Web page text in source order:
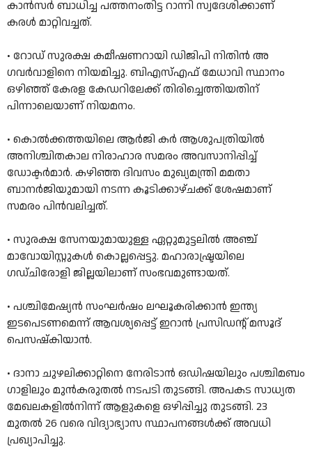
കാന്‍സര്‍ ബാധിച്ച പത്തനംതിട്ട റാന്നി സ്വദേശിക്കാണ്
കരള്‍ മാറ്റിവച്ചത്.
• റോഡ് സുരക്ഷ കമീഷണറായി ഡിജിപി നിതിൻ അ​
ഗവർവാളിനെ നിയമിച്ചു. ബിഎസ്എഫ് മേധാവി സ്ഥാനം
ഒഴിഞ്ഞ് കേരള കേ‍ഡറിലേക്ക് തിരിച്ചെത്തിയതിന്
പിന്നാലെയാണ് നിയമനം.
• കൊൽക്കത്തയിലെ ആർജി കർ ആശുപത്രിയിൽ
അനിശ്ചിതകാല നിരാഹാര സമരം അവസാനിപ്പിച്ച്
ഡോക്ടർമാർ. കഴിഞ്ഞ ദിവസം മുഖ്യമന്ത്രി മമതാ
ബാനർജിയുമായി നടന്ന കൂടിക്കാഴ്ചക്ക് ശേഷമാണ്
സമരം പിൻവലിച്ചത്.
• സുരക്ഷ സേനയുമായുള്ള ഏറ്റുമുട്ടലില്‍ അഞ്ച്
മാവോയിസ്റ്റുകള്‍ കൊല്ലപ്പെട്ടു. മഹാരാഷ്ട്രയിലെ
ഗഡ്ചിരോളി ജില്ലയിലാണ് സംഭവമുണ്ടായത്.
• പശ്ചിമേഷ്യൻ സംഘർഷം ലഘൂകരിക്കാൻ ഇന്ത്യ
ഇടപെടണമെന്ന് ആവശ്യപ്പെട്ട് ഇറാൻ പ്രസിഡന്റ് മസൂദ്
പെസഷ്‌കിയാൻ.
• ദാനാ ചുഴലിക്കാറ്റിനെ നേരിടാൻ ഒഡിഷയിലും പശ്ചിമബം​
ഗാളിലും മുൻകരുതൽ നടപടി തുടങ്ങി. അപകട സാധ്യത
മേഖലകളിൽനിന്ന് ആളുകളെ ഒഴിപ്പിച്ചു തുടങ്ങി. 23
മുതൽ 26 വരെ വിദ്യാഭ്യാസ സ്ഥാപനങ്ങള്‍ക്ക് അവധി
പ്രഖ്യാപിച്ചു.